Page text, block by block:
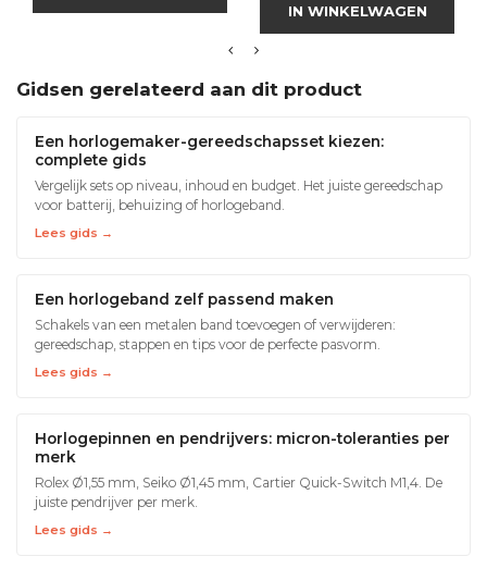
IN WINKELWAGEN
Gidsen gerelateerd aan dit product
Een horlogemaker-gereedschapsset kiezen:
complete gids
Vergelijk sets op niveau, inhoud en budget. Het juiste gereedschap
voor batterij, behuizing of horlogeband.
Lees gids →
Een horlogeband zelf passend maken
Schakels van een metalen band toevoegen of verwijderen:
gereedschap, stappen en tips voor de perfecte pasvorm.
Lees gids →
Horlogepinnen en pendrijvers: micron-toleranties per
merk
Rolex Ø1,55 mm, Seiko Ø1,45 mm, Cartier Quick-Switch M1,4. De
juiste pendrijver per merk.
Lees gids →